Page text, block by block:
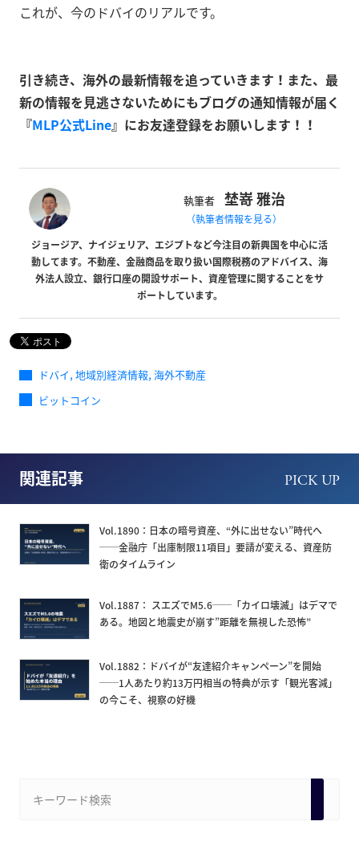
これが、今のドバイのリアルです。
引き続き、海外の最新情報を追っていきます！また、最
新の情報を見逃さないためにもブログの通知情報が届く
『MLP公式Line』にお友達登録をお願いします！！
執筆者 埜嵜 雅治
（執筆者情報を見る）
ジョージア、ナイジェリア、エジプトなど今注目の新興国を中心に活
動してます。不動産、金融商品を取り扱い国際税務のアドバイス、海
外法人設立、銀行口座の開設サポート、資産管理に関することをサ
ポートしています。
ドバイ, 地域別経済情報, 海外不動産
ビットコイン
関連記事 PICK UP
Vol.1890：日本の暗号資産、“外に出せない”時代へ
──金融庁「出庫制限11項目」要請が変える、資産防
衛のタイムライン
Vol.1887： スエズでM5.6──「カイロ壊滅」はデマで
ある。地図と地震史が崩す”距離を無視した恐怖”
Vol.1882：ドバイが“友達紹介キャンペーン”を開始
──1人あたり約13万円相当の特典が示す「観光客減」
の今こそ、視察の好機